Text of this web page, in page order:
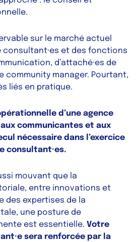
sur le marché actuel
consultant·es et des fonctions
d’attaché·es de
community manager. Pourtant,
liés en pratique.
d’une agence
communicantes et aux
nécessaire dans l’exercice
consultant·es.
mouvant que la
entre innovations et
des expertises de la
une posture de
est essentielle. Votre
sera renforcée par la